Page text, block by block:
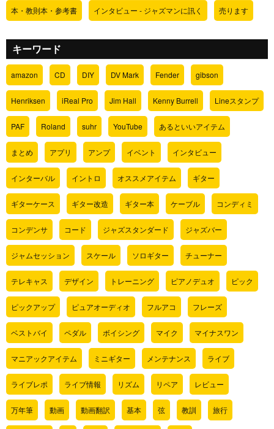
本・教則本・参考書 インタビュー - ジャズマンに訊く 売ります
キーワード
amazon CD DIY DV Mark Fender gibson
Henriksen iReal Pro Jim Hall Kenny Burrell Lineスタンプ
PAF Roland suhr YouTube あるといいアイテム
まとめ アプリ アンプ イベント インタビュー
インターバル イントロ オススメアイテム ギター
ギターケース ギター改造 ギター本 ケーブル コンディミ
コンデンサ コード ジャズスタンダード ジャズバー
ジャムセッション スケール ソロギター チューナー
テレキャス デザイン トレーニング ピアノデュオ ピック
ピックアップ ピュアオーディオ フルアコ フレーズ
ベストバイ ペダル ボイシング マイク マイナスワン
マニアックアイテム ミニギター メンテナンス ライブ
ライブレポ ライブ情報 リズム リペア レビュー
万年筆 動画 動画翻訳 基本 弦 教訓 旅行